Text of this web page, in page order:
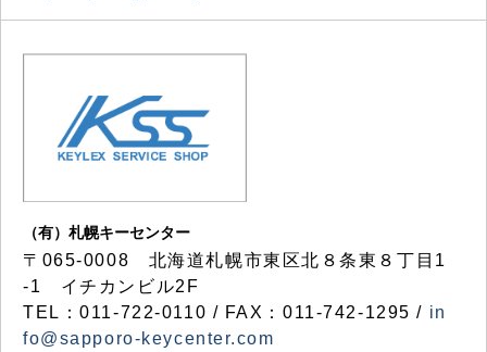
（有）札幌キーセンター
〒065-0008 北海道札幌市東区北８条東８丁目1
-1 イチカンビル2F
TEL：011-722-0110 / FAX：011-742-1295 / in
fo@sapporo-keycenter.com